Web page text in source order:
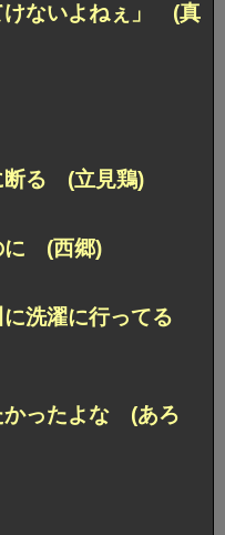
けないよねぇ」 (真
断る (立見鶏)
に (西郷)
に洗濯に行ってる
かったよな (あろ